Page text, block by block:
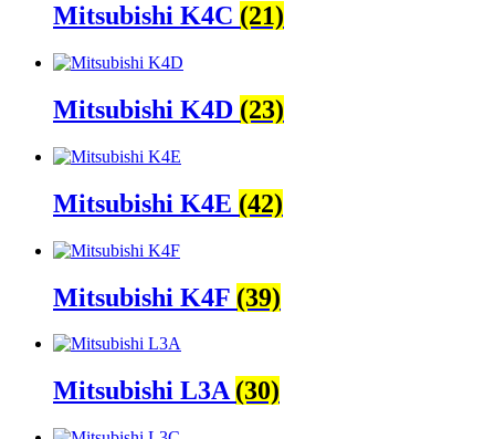
Mitsubishi K4C (21)
Mitsubishi K4D (23)
Mitsubishi K4E (42)
Mitsubishi K4F (39)
Mitsubishi L3A(30)